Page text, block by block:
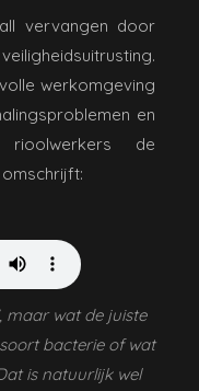
vervangen door
werkomgeving
en
rioolwerkers de
maar wat de juiste
bacterie of wat
is natuurlijk wel